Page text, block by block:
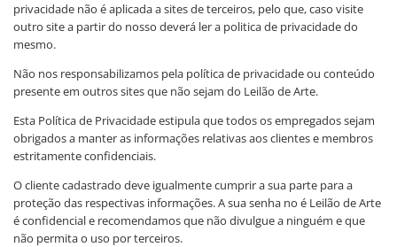
privacidade não é aplicada a sites de terceiros, pelo que, caso visite
outro site a partir do nosso deverá ler a politica de privacidade do
mesmo.
Não nos responsabilizamos pela política de privacidade ou conteúdo
presente em outros sites que não sejam do Leilão de Arte.
Esta Política de Privacidade estipula que todos os empregados sejam
obrigados a manter as informações relativas aos clientes e membros
estritamente confidenciais.
O cliente cadastrado deve igualmente cumprir a sua parte para a
proteção das respectivas informações. A sua senha no é Leilão de Arte
é confidencial e recomendamos que não divulgue a ninguém e que
não permita o uso por terceiros.